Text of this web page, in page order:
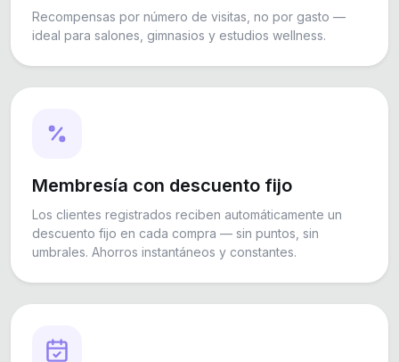
Recompensas por número de visitas, no por gasto —
ideal para salones, gimnasios y estudios wellness.
Membresía con descuento fijo
Los clientes registrados reciben automáticamente un
descuento fijo en cada compra — sin puntos, sin
umbrales. Ahorros instantáneos y constantes.